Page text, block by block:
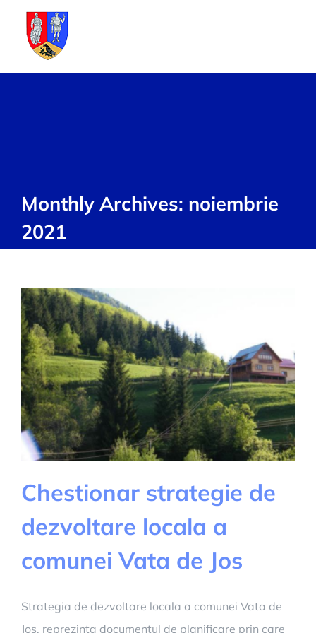
content
Monthly Archives: noiembrie
2021
Chestionar strategie de
dezvoltare locala a
comunei Vata de Jos
Strategia de dezvoltare locala a comunei Vata de
Jos, reprezinta documentul de planificare prin care